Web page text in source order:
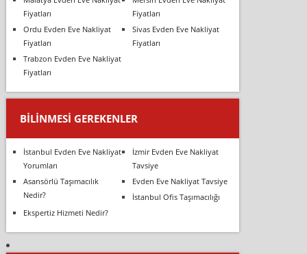
Fiyatları
Fiyatları
Ordu Evden Eve Nakliyat
Fiyatları
Sivas Evden Eve Nakliyat
Fiyatları
Trabzon Evden Eve Nakliyat
Fiyatları
BILINMESI GEREKENLER
İstanbul Evden Eve Nakliyat
Yorumları
İzmir Evden Eve Nakliyat
Tavsiye
Asansörlü Taşımacılık
Nedir?
Evden Eve Nakliyat Tavsiye
İstanbul Ofis Taşımacılığı
Ekspertiz Hizmeti Nedir?